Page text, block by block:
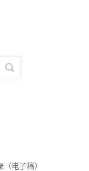
电子稿）